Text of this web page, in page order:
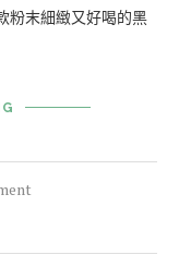
粉末細緻又好喝的黑